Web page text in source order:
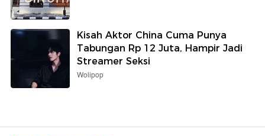
Kisah Aktor China Cuma Punya
Tabungan Rp 12 Juta, Hampir Jadi
Streamer Seksi
Wolipop